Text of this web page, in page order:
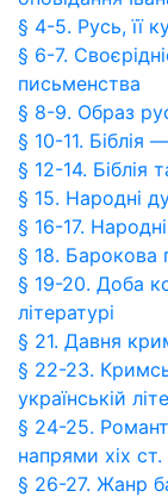
§ 4-5. Русь, її
§ 6-7.
письменства
§ 8-9. Образ
§ 10-11. Біблія
§ 12-14. Біблія
§ 15. Народні
§ 16-17. Народні
§ 18. Барокова
§ 19-20. Доба
літературі
§ 21. Давня
§ 22-23.
українській
§ 24-25.
напрями xix ст.
§ 26-27. Жанр